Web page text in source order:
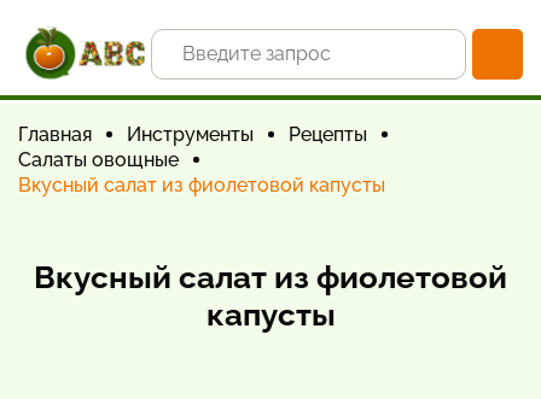
Главная Инструменты
Рецепты
Салаты овощные
Вкусный салат из фиолетовой капусты
Вкусный салат из фиолетовой
капусты